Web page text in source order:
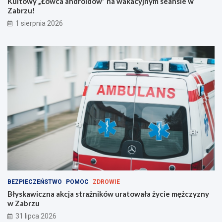
m
!
Zabrzu!
1 sierpnia 2026
BEZPIECZEŃSTWO POMOC ZDROWIE
Błyskawiczna akcja strażników uratowała życie mężczyzny
w Zabrzu
31 lipca 2026